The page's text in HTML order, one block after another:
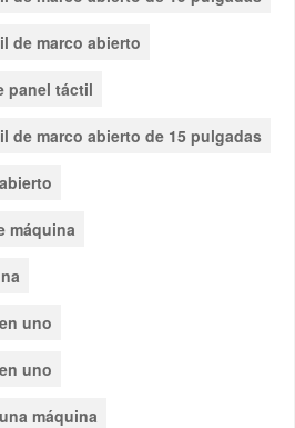
de marco abierto
panel táctil
de marco abierto de 15 pulgadas
máquina
uno
uno
máquina